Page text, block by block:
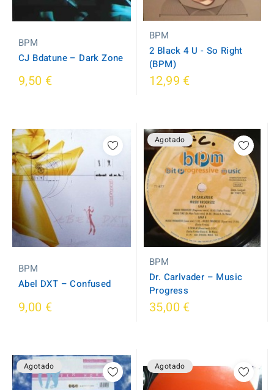
BPM
CJ Bdatune ‎– Dark Zone
9,50 €
BPM
2 Black 4 U - So Right
(BPM)
12,99 €
BPM
Abel DXT ‎– Confused
9,00 €
Agotado
BPM
Dr. Carlvader ‎– Music
Progress
35,00 €
Agotado Agotado